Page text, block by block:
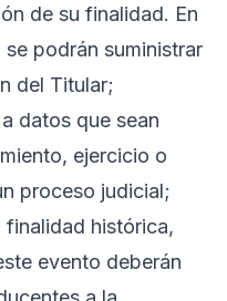
de su finalidad. En
podrán suministrar
del Titular;
datos que sean
ejercicio o
proceso judicial;
finalidad histórica,
evento deberán